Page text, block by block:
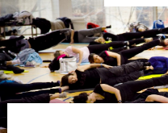
Instalaciones
Comunicación
Valencia en deporte